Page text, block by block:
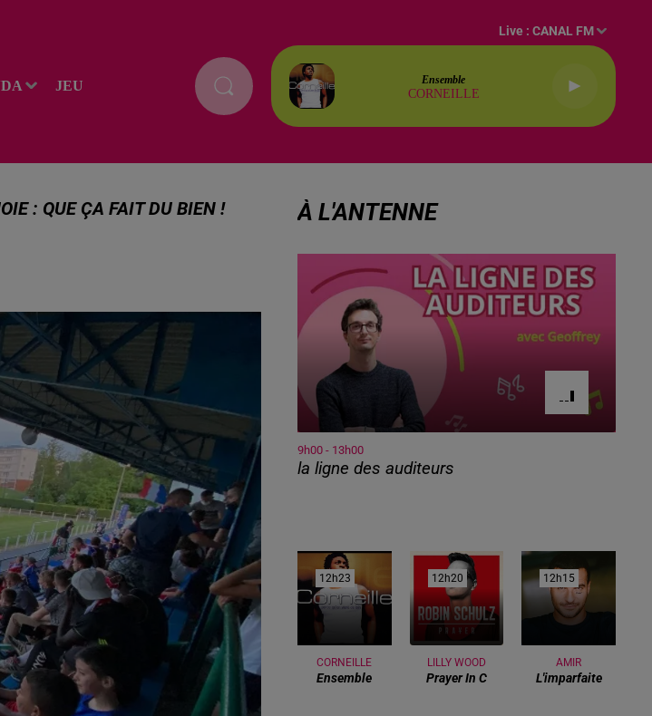
JEU
Live :CANAL FM
Ensemble
CORNEILLE
: QUE ÇA FAIT DU BIEN ! À L'ANTENNE
Canal FM
9h00 - 13h00
la ligne des auditeurs
12h23
12h23
CORNEILLE
Ensemble
12h20
12h20
LILLY WOOD
Prayer In C
12h15
12h15
AMIR
L'imparfaite